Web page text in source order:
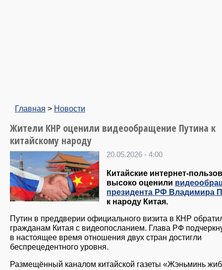
Главная > Новости
Жители КНР оценили видеообращение Путина к
китайскому народу
20.05.2026 - 4:00
Китайские интернет-
высоко оценили
президента РФ Владимира
к народу Китая.
Путин в преддверии официального визита в КНР
гражданам Китая с видеопосланием. Глава РФ
в настоящее время отношения двух стран достигли
беспрецедентного уровня.
Размещённый каналом китайской газеты «Жэньминь